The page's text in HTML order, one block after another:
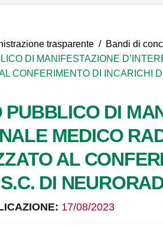
trasparente / Bandi di
DI MANIFESTAZIONE
CONFERIMENTO DI INCARICHI
PUBBLICO DI
MEDICO
AL
DI
17/08/2023